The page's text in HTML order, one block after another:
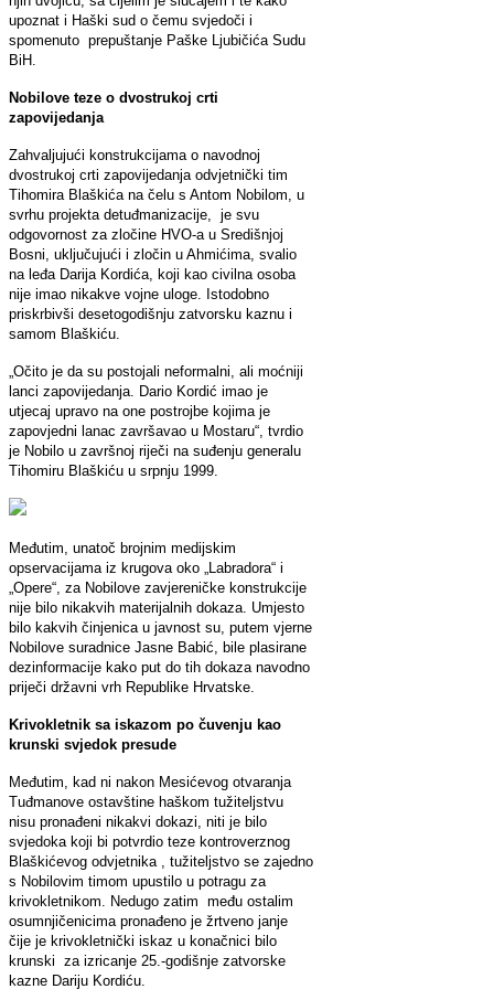
upoznat i Haški sud o čemu svjedoči i
spomenuto prepuštanje Paške Ljubičića Sudu
BiH.
Nobilove teze o dvostrukoj crti
zapovijedanja
Zahvaljujući konstrukcijama o navodnoj
dvostrukoj crti zapovijedanja odvjetnički tim
Tihomira Blaškića na čelu s Antom Nobilom, u
svrhu projekta detuđmanizacije, je svu
odgovornost za zločine HVO-a u Središnjoj
Bosni, uključujući i zločin u Ahmićima, svalio
na leđa Darija Kordića, koji kao civilna osoba
nije imao nikakve vojne uloge. Istodobno
priskrbivši desetogodišnju zatvorsku kaznu i
samom Blaškiću.
„Očito je da su postojali neformalni, ali moćniji
lanci zapovijedanja. Dario Kordić imao je
utjecaj upravo na one postrojbe kojima je
zapovjedni lanac završavao u Mostaru“, tvrdio
je Nobilo u završnoj riječi na suđenju generalu
Tihomiru Blaškiću u srpnju 1999.
Međutim, unatoč brojnim medijskim
opservacijama iz krugova oko „Labradora“ i
„Opere“, za Nobilove zavjereničke konstrukcije
nije bilo nikakvih materijalnih dokaza. Umjesto
bilo kakvih činjenica u javnost su, putem vjerne
Nobilove suradnice Jasne Babić, bile plasirane
dezinformacije kako put do tih dokaza navodno
priječi državni vrh Republike Hrvatske.
Krivokletnik sa iskazom po čuvenju kao
krunski svjedok presude
Međutim, kad ni nakon Mesićevog otvaranja
Tuđmanove ostavštine haškom tužiteljstvu
nisu pronađeni nikakvi dokazi, niti je bilo
svjedoka koji bi potvrdio teze kontroverznog
Blaškićevog odvjetnika , tužiteljstvo se zajedno
s Nobilovim timom upustilo u potragu za
krivokletnikom. Nedugo zatim među ostalim
osumnjičenicima pronađeno je žrtveno janje
čije je krivokletnički iskaz u konačnici bilo
krunski za izricanje 25.-godišnje zatvorske
kazne Dariju Kordiću.